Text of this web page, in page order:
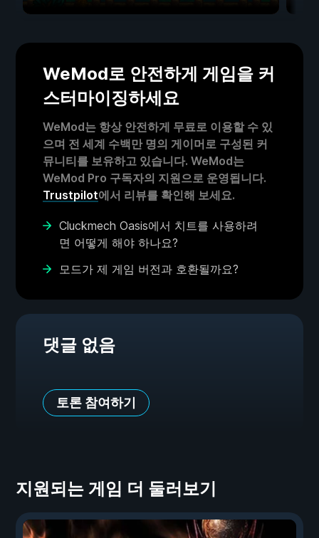
WeMod로 안전하게 게임을 커
스터마이징하세요
WeMod는 항상 안전하게 무료로 이용할 수 있
으며 전 세계 수백만 명의 게이머로 구성된 커
뮤니티를 보유하고 있습니다. WeMod는
WeMod Pro 구독자의 지원으로 운영됩니다.
Trustpilot에서 리뷰를 확인해 보세요.
Cluckmech Oasis에서 치트를 사용하려
면 어떻게 해야 하나요?
모드가 제 게임 버전과 호환될까요?
댓글 없음
토론 참여하기
지원되는 게임 더 둘러보기